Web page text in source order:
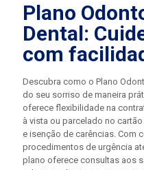
Plano
Dental:
com
Descubra como o Plano
do seu sorriso de maneira
oferece flexibilidade na
à vista ou parcelado no
e isenção de carências. Com
procedimentos de urgência
plano oferece consultas aos